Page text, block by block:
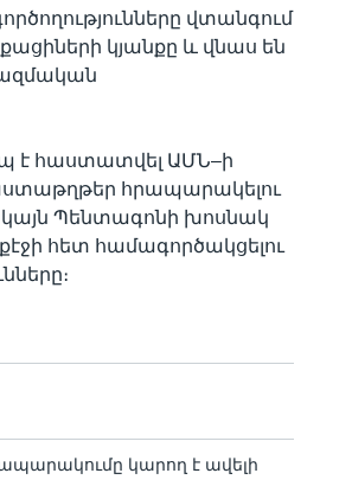
վտանգում
կյանքը և վնաս են
է հաստատվել ԱՄՆ–ի
հրապարակելու
Պենտագոնի խոսնակ
հետ համագործակցելու
կարող է ավելի